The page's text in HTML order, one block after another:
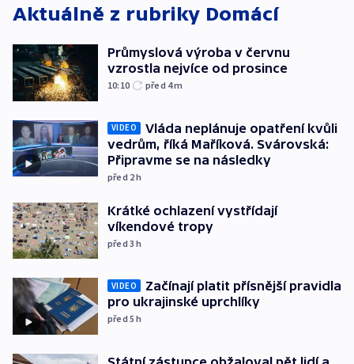
Aktuálně z rubriky Domácí
Průmyslová výroba v červnu
vzrostla nejvíce od prosince
10:10 před 4m
VIDEO
Vláda neplánuje opatření kvůli
vedrům, říká Maříková. Svárovská:
Připravme se na následky
před 2h
Krátké ochlazení vystřídají
víkendové tropy
před 3h
VIDEO
Začínají platit přísnější pravidla
pro ukrajinské uprchlíky
před 5h